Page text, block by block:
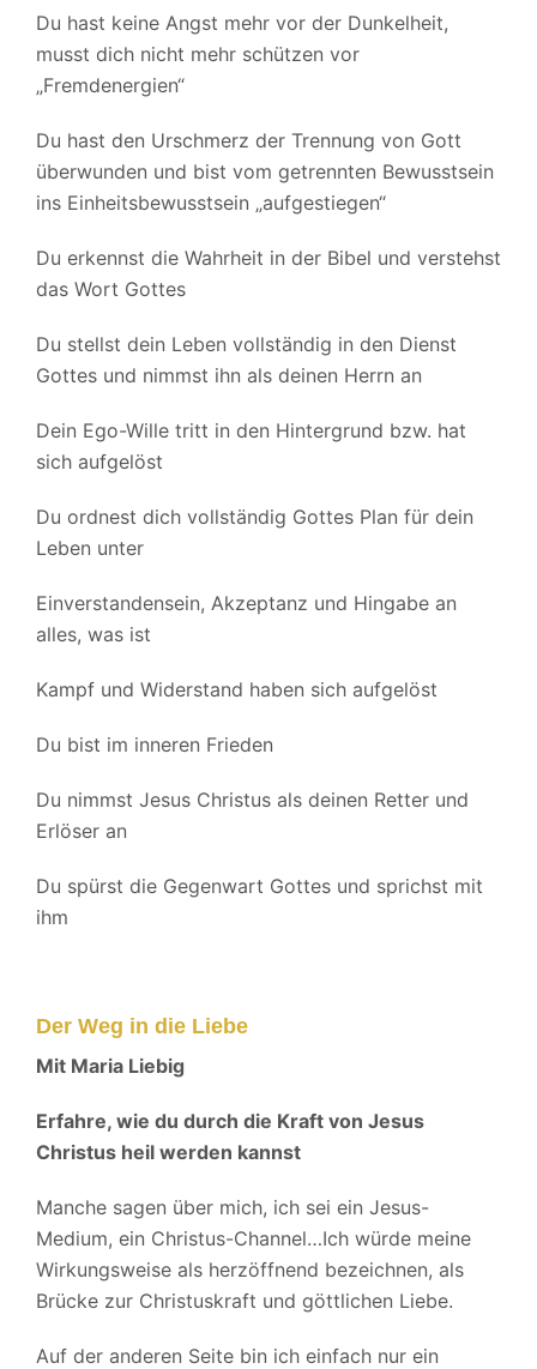
Du hast keine Angst mehr vor der Dunkelheit,
musst dich nicht mehr schützen vor
„Fremdenergien“
Du hast den Urschmerz der Trennung von Gott
überwunden und bist vom getrennten Bewusstsein
ins Einheitsbewusstsein „aufgestiegen“
Du erkennst die Wahrheit in der Bibel und verstehst
das Wort Gottes
Du stellst dein Leben vollständig in den Dienst
Gottes und nimmst ihn als deinen Herrn an
Dein Ego-Wille tritt in den Hintergrund bzw. hat
sich aufgelöst
Du ordnest dich vollständig Gottes Plan für dein
Leben unter
Einverstandensein, Akzeptanz und Hingabe an
alles, was ist
Kampf und Widerstand haben sich aufgelöst
Du bist im inneren Frieden
Du nimmst Jesus Christus als deinen Retter und
Erlöser an
Du spürst die Gegenwart Gottes und sprichst mit
ihm
Der Weg in die Liebe
Mit Maria Liebig
Erfahre, wie du durch die Kraft von Jesus
Christus heil werden kannst
Manche sagen über mich, ich sei ein Jesus-
Medium, ein Christus-Channel…Ich würde meine
Wirkungsweise als herzöffnend bezeichnen, als
Brücke zur Christuskraft und göttlichen Liebe.
Auf der anderen Seite bin ich einfach nur ein